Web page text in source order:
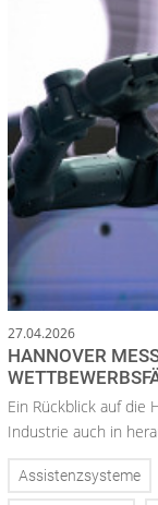
27.04.2026
HANNOVER
Ein Rückblick auf die
Industrie auch in
Assistenzsysteme